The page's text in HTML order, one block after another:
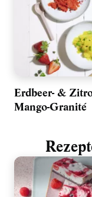
Erdbeer- &
Mango-Granité